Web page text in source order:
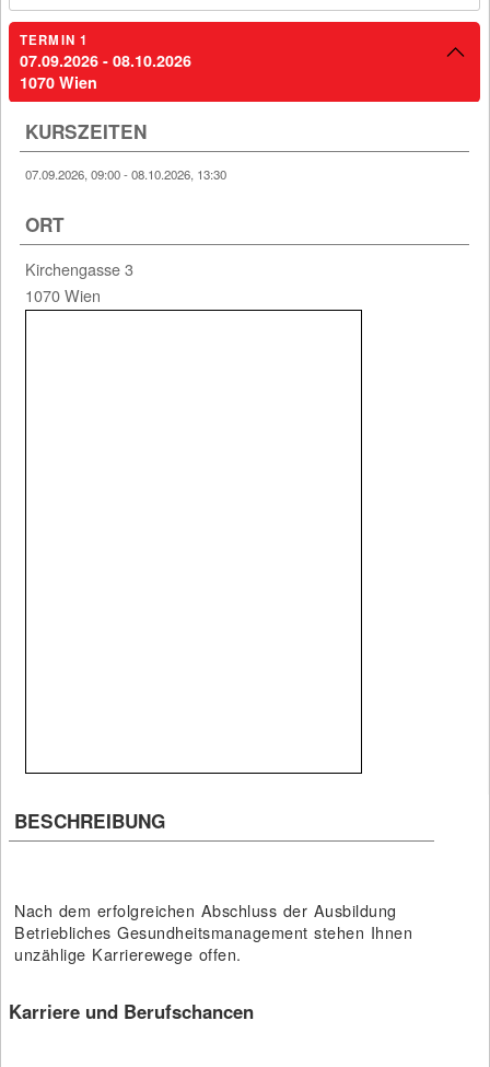
TERMIN 1
07.09.2026 - 08.10.2026
1070 Wien
KURSZEITEN
07.09.2026, 09:00 - 08.10.2026, 13:30
ORT
Kirchengasse 3
1070 Wien
BESCHREIBUNG
Nach dem erfolgreichen Abschluss der Ausbildung
Betriebliches Gesundheitsmanagement stehen Ihnen
unzählige Karrierewege offen.
Karriere und Berufschancen
07.09.2026 - 08.10.2026
Kirchengasse 3
1070 Wien
1 Einträge gefunden (1 von 1)